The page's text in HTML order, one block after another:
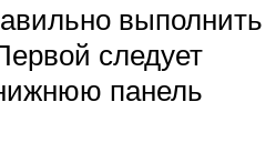
выполнить
следует
панель